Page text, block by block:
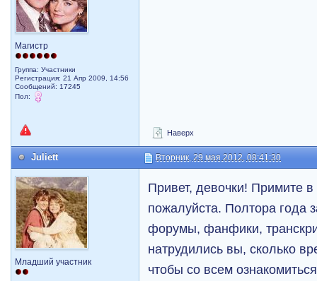
Магистр
Группа: Участники
Регистрация: 21 Апр 2009, 14:56
Сообщений: 17245
Пол:
Наверх
Juliett Вторник, 29 мая 2012, 08:41:30
Младший участник
Привет, девочки! Примите
пожалуйста. Полтора года
форумы, фанфики,
натрудились вы, сколько
чтобы со всем